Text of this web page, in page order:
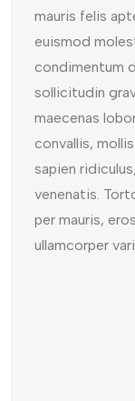
mauris felis
euismod
condimentum
sollicitudin
maecenas
convallis,
sapien
venenatis.
per mauris,
ullamcorper